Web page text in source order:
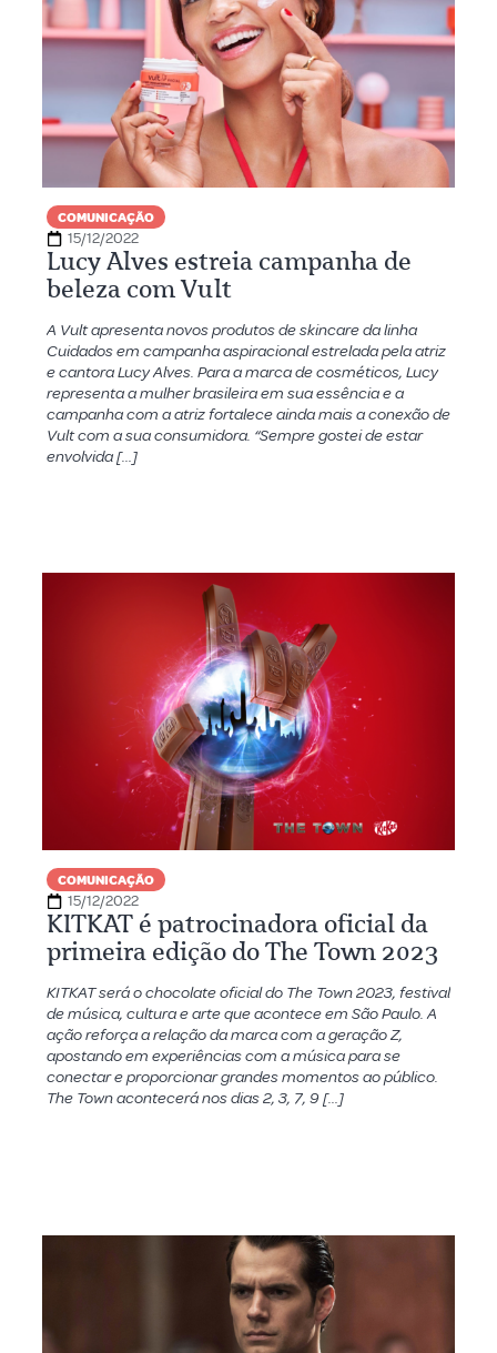
COMUNICAÇÃO
15/12/2022
Lucy Alves estreia campanha de
beleza com Vult
A Vult apresenta novos produtos de skincare da linha
Cuidados em campanha aspiracional estrelada pela atriz
e cantora Lucy Alves. Para a marca de cosméticos, Lucy
representa a mulher brasileira em sua essência e a
campanha com a atriz fortalece ainda mais a conexão de
Vult com a sua consumidora. “Sempre gostei de estar
envolvida […]
COMUNICAÇÃO
15/12/2022
KITKAT é patrocinadora oficial da
primeira edição do The Town 2023
KITKAT será o chocolate oficial do The Town 2023, festival
de música, cultura e arte que acontece em São Paulo. A
ação reforça a relação da marca com a geração Z,
apostando em experiências com a música para se
conectar e proporcionar grandes momentos ao público.
The Town acontecerá nos dias 2, 3, 7, 9 […]